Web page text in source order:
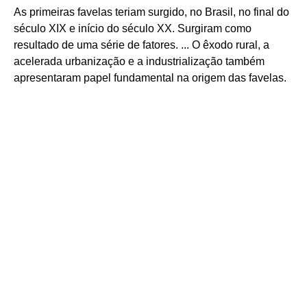
As primeiras favelas teriam surgido, no Brasil, no final do
século XIX e início do século XX. Surgiram como
resultado de uma série de fatores. ... O êxodo rural, a
acelerada urbanização e a industrialização também
apresentaram papel fundamental na origem das favelas.